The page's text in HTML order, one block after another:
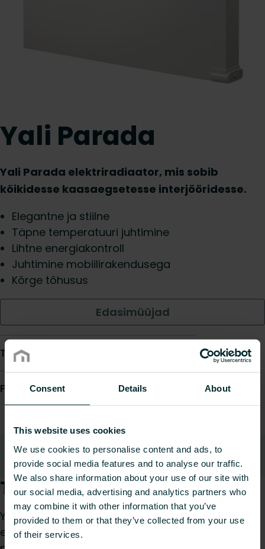
Consent Details About
This website uses cookies
We use cookies to personalise content and ads, to
provide social media features and to analyse our traffic.
We also share information about your use of our site with
our social media, advertising and analytics partners who
may combine it with other information that you’ve
provided to them or that they’ve collected from your use
of their services.
Yali Parada
Yali Parada elektriradiaator, mis sobib
kõikidesse kaasaegsetesse interjööridesse.
Elegantne ja stiilne
Täpne temperatuuri juhtimine
Lihtne energiakontroll
Juhtimine mobiilirakendusega
Kõrge tõhusus
Edasimüüjad
Toote andmeleht
Prescription text
Kirjeldus Allalaadimised Seotud tooted
Toote kirjeldus
Yali Parada elektriline õliradiaator täiesti sileda
esipaneeliga, LCD‑termostaadiga ja töös